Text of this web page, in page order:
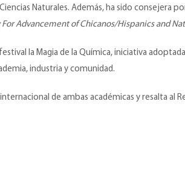
Naturales. Además, ha sido consejera
For Advancement of Chicanos/Hispanics and
la Magia de la Química, iniciativa
industria y comunidad.
de ambas académicas y resalta al